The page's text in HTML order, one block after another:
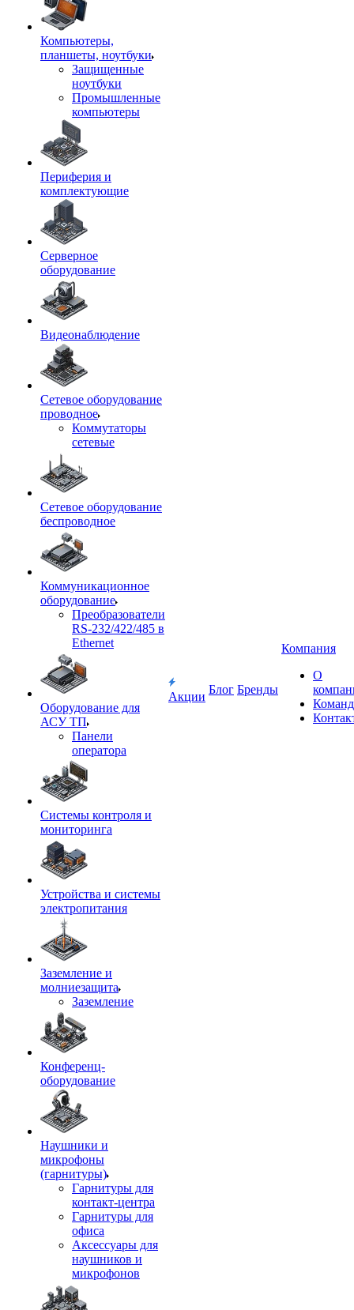
Компьютеры,
планшеты, ноутбуки
Защищенные
ноутбуки
Промышленные
компьютеры
Периферия и
комплектующие
Серверное
оборудование
Видеонаблюдение
Сетевое оборудование
проводное
Коммутаторы
сетевые
Сетевое оборудование
беспроводное
Коммуникационное
оборудование
Преобразователи
RS-232/422/485 в
Ethernet
Оборудование для
АСУ ТП
Панели
оператора
Системы контроля и
мониторинга
Устройства и системы
электропитания
Заземление и
молниезащита
Заземление
Конференц-
оборудование
Наушники и
микрофоны
(гарнитуры)
Гарнитуры для
контакт-центра
Гарнитуры для
офиса
Аксессуары для
наушников и
микрофонов
Акции
Блог Бренды
Компания
О